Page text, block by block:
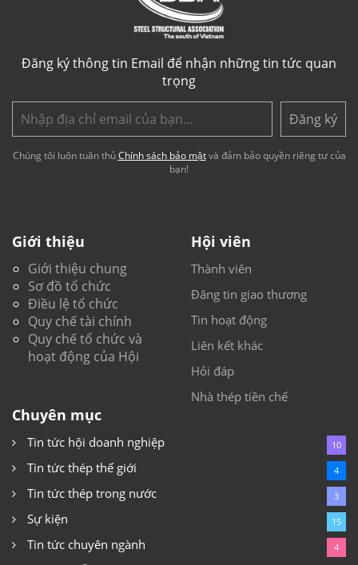
Đăng ký thông tin Email để nhận những tin tức quan
trọng
Đăng ký
Chúng tôi luôn tuân thủChính sách bảo mậtvà đảm bảo quyền riêng tư của
bạn!
Giới thiệu
Giới thiệu chung
Sơ đồ tổ chức
Điều lệ tổ chức
Quy chế tài chính
Quy chế tổ chức và
hoạt động của Hội
Hội viên
Thành viên
Đăng tin giao thương
Tin hoạt động
Liên kết khác
Hỏi đáp
Nhà thép tiền chế
Chuyên mục
Tin tức hội doanh nghiệp 10
Tin tức thép thế giới 4
Tin tức thép trong nước 3
Sự kiện 15
Tin tức chuyên ngành 4